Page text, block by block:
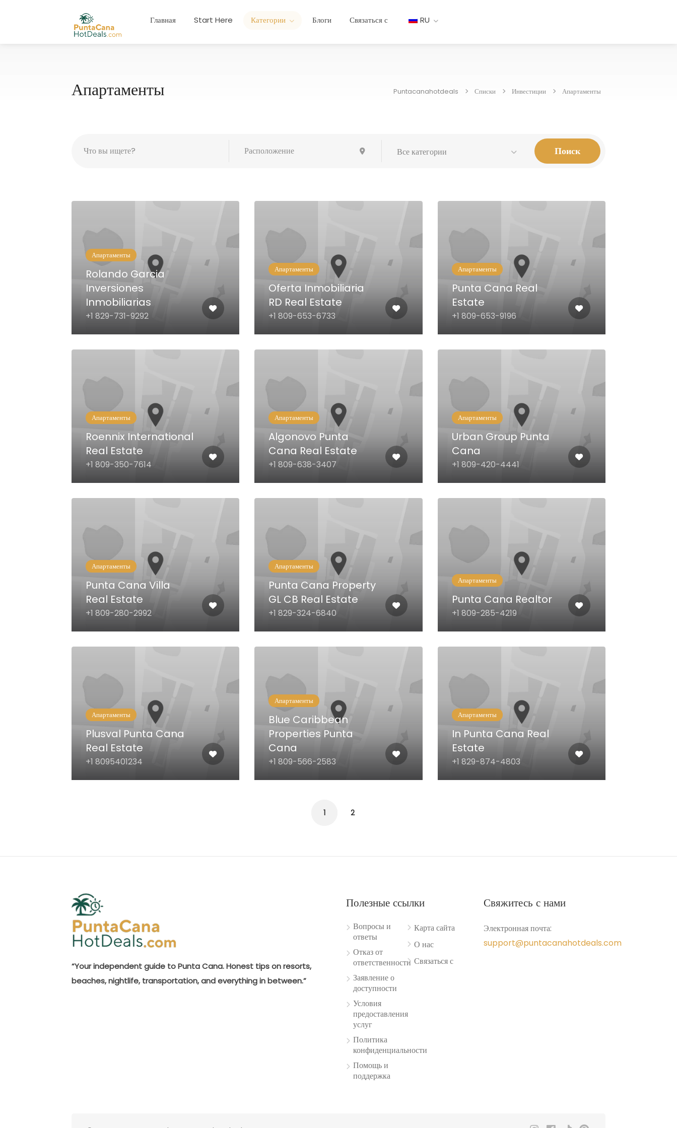
Главная Start Here Категории Блоги Связаться с RU
Апартаменты Puntacanahotdeals Списки Инвестиции Апартаменты
Все категории Поиск
Апартаменты
Rolando Garcia
Inversiones
Inmobiliarias
+1 829-731-9292
Апартаменты
Oferta Inmobiliaria
RD Real Estate
+1 809-653-6733
Апартаменты
Punta Cana Real
Estate
+1 809-653-9196
Апартаменты
Roennix International
Real Estate
+1 809-350-7614
Апартаменты
Algonovo Punta
Cana Real Estate
+1 809-638-3407
Апартаменты
Urban Group Punta
Cana
+1 809-420-4441
Апартаменты
Punta Cana Villa
Real Estate
+1 809-280-2992
Апартаменты
Punta Cana Property
GL CB Real Estate
+1 829-324-6840
Апартаменты
Punta Cana Realtor
+1 809-285-4219
Апартаменты
Plusval Punta Cana
Real Estate
+1 8095401234
Апартаменты
Blue Caribbean
Properties Punta
Cana
+1 809-566-2583
Апартаменты
In Punta Cana Real
Estate
+1 829-874-4803
1 2
“Your independent guide to Punta Cana. Honest tips on resorts,
beaches, nightlife, transportation, and everything in between.”
Полезные ссылки
Вопросы и
ответы
Отказ от
ответственности
Заявление о
доступности
Условия
предоставления
услуг
Политика
конфиденциальности
Помощь и
поддержка
Карта сайта
О нас
Связаться с
Свяжитесь с нами
Электронная почта:
support@puntacanahotdeals.com